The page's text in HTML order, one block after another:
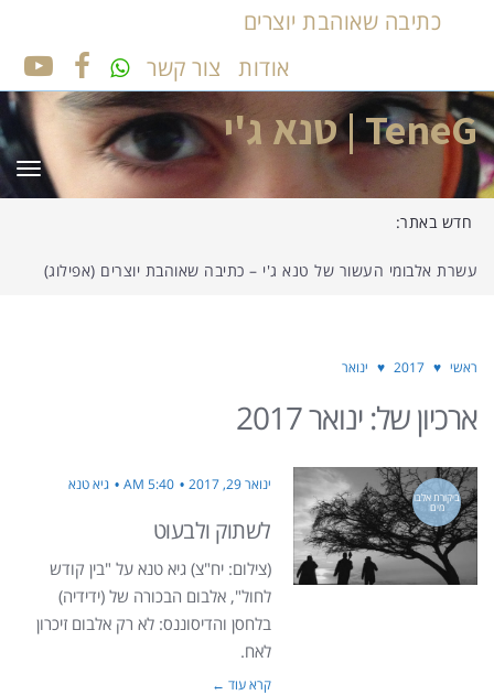
כתיבה שאוהבת יוצרים
אודות
צור קשר
TeneG | טנא ג'י
חדש באתר:
עשרת אלבומי העשור של טנא ג'י – כתיבה שאוהבת יוצרים (אפילוג)
ראשי ♥
2017
♥ ינואר
ארכיון של: ינואר 2017
ביקורת אלבו
מים
ינואר 29, 2017 5:40 AM גיא טנא
לשתוק ולבעוט
(צילום: יח"צ) גיא טנא על "בין קודש
לחול", אלבום הבכורה של (ידידיה)
בלחסן והדיסוננס: לא רק אלבום זיכרון
לאח.
קרא עוד ←